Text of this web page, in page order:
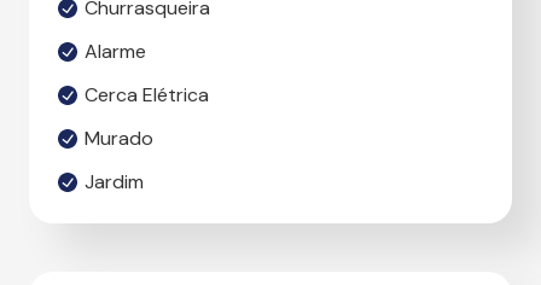
Churrasqueira
Alarme
Cerca Elétrica
Murado
Jardim